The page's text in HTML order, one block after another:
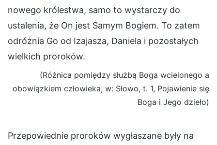
nowego królestwa, samo to wystarczy do
ustalenia, że On jest Samym Bogiem. To zatem
odróżnia Go od Izajasza, Daniela i pozostałych
wielkich proroków.
(Różnica pomiędzy służbą Boga wcielonego a
obowiązkiem człowieka, w: Słowo, t. 1, Pojawienie się
Boga i Jego dzieło)
Przepowiednie proroków wygłaszane były na